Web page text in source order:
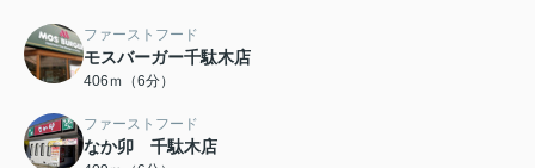
ファーストフード
モスバーガー千駄木店
406ｍ（6分）
ファーストフード
なか卯 千駄木店